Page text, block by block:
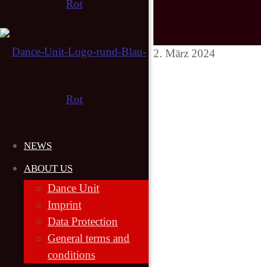
NEWS
ABOUT US
Dance Unit
Imprint
Data Protection
General terms and
conditions
2. März 2024